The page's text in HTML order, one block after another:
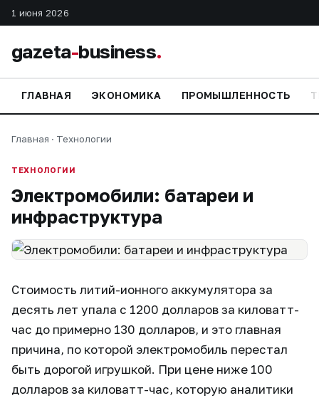
1 июня 2026
gazeta-business.
ГЛАВНАЯ ЭКОНОМИКА ПРОМЫШЛЕННОСТЬ
Главная · Технологии
ТЕХНОЛОГИИ
Электромобили: батареи и
инфраструктура
Стоимость литий-ионного аккумулятора за
десять лет упала с 1200 долларов за киловатт-
час до примерно 130 долларов, и это главная
причина, по которой электромобиль перестал
быть дорогой игрушкой. При цене ниже 100
долларов за киловатт-час, которую аналитики